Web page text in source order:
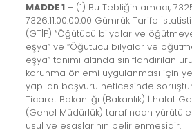
MADDE 1 – (1) Bu Tebliğin amacı,
7326.11.00.00.00 Gümrük Tarife
(GTİP) “Öğütücü bilyalar ve
eşya” ve “Öğütücü bilyalar ve
eşya” tanımı altında sınıflandırılan
korunma önlemi uygulanması için
yapılan başvuru neticesinde
Ticaret Bakanlığı (Bakanlık) İthalat
(Genel Müdürlük) tarafından
usul ve esaslarının belirlenmesidir.